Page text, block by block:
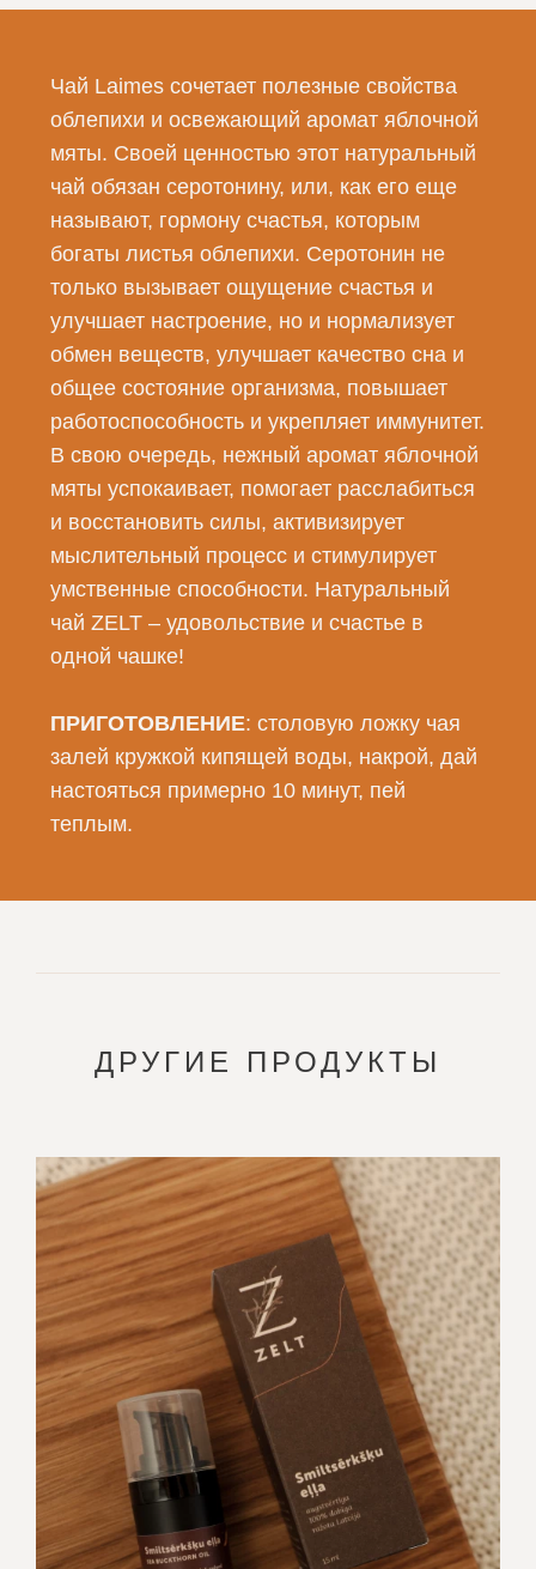
Чай Laimes сочетает полезные свойства
облепихи и освежающий аромат яблочной
мяты. Своей ценностью этот натуральный
чай обязан серотонину, или, как его еще
называют, гормону счастья, которым
богаты листья облепихи. Серотонин не
только вызывает ощущение счастья и
улучшает настроение, но и нормализует
обмен веществ, улучшает качество сна и
общее состояние организма, повышает
работоспособность и укрепляет иммунитет.
В свою очередь, нежный аромат яблочной
мяты успокаивает, помогает расслабиться
и восстановить силы, активизирует
мыслительный процесс и стимулирует
умственные способности. Натуральный
чай ZELT – удовольствие и счастье в
одной чашке!
ПРИГОТОВЛЕНИЕ: столовую ложку чая
залей кружкой кипящей воды, накрой, дай
настояться примерно 10 минут, пей
теплым.
ДРУГИЕ ПРОДУКТЫ